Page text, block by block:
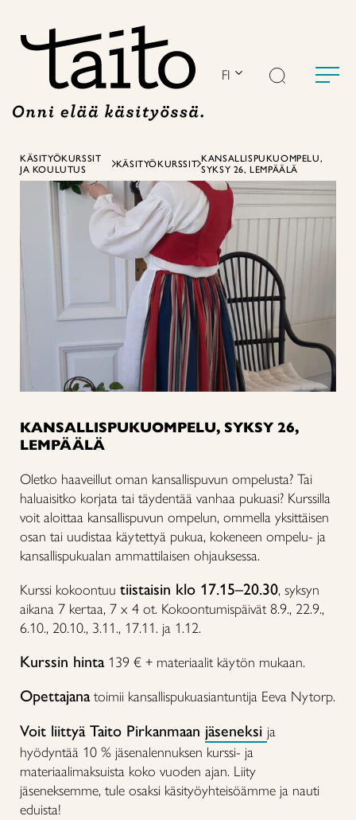
FI
KÄSITYÖKURSSIT
JA KOULUTUS
KÄSITYÖKURSSIT KANSALLISPUKUOMPELU,
SYKSY 26, LEMPÄÄLÄ
KANSALLISPUKUOMPELU, SYKSY 26,
LEMPÄÄLÄ
Oletko haaveillut oman kansallispuvun ompelusta? Tai
haluaisitko korjata tai täydentää vanhaa pukuasi? Kurssilla
voit aloittaa kansallispuvun ompelun, ommella yksittäisen
osan tai uudistaa käytettyä pukua, kokeneen ompelu- ja
kansallispukualan ammattilaisen ohjauksessa.
Kurssi kokoontuu tiistaisin klo 17.15–20.30, syksyn
aikana 7 kertaa, 7 x 4 ot. Kokoontumispäivät 8.9., 22.9.,
6.10., 20.10., 3.11., 17.11. ja 1.12.
Kurssin hinta139 € + materiaalit käytön mukaan.
Opettajanatoimii kansallispukuasiantuntija Eeva Nytorp.
Voit liittyä Taito Pirkanmaan jäseneksi ja
hyödyntää 10 % jäsenalennuksen kurssi- ja
materiaalimaksuista koko vuoden ajan. Liity
jäseneksemme, tule osaksi käsityöyhteisöämme ja nauti
eduista!